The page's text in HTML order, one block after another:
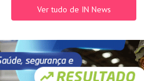
Ver tudo de IN News